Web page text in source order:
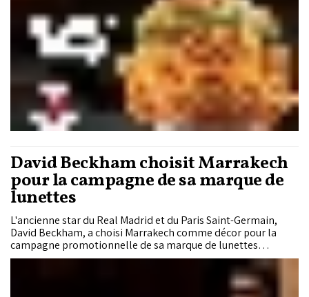
David Beckham choisit Marrakech
pour la campagne de sa marque de
lunettes
L'ancienne star du Real Madrid et du Paris Saint-Germain,
David Beckham, a choisi Marrakech comme décor pour la
campagne promotionnelle de sa marque de lunettes
"Eyewear by David Beckham".